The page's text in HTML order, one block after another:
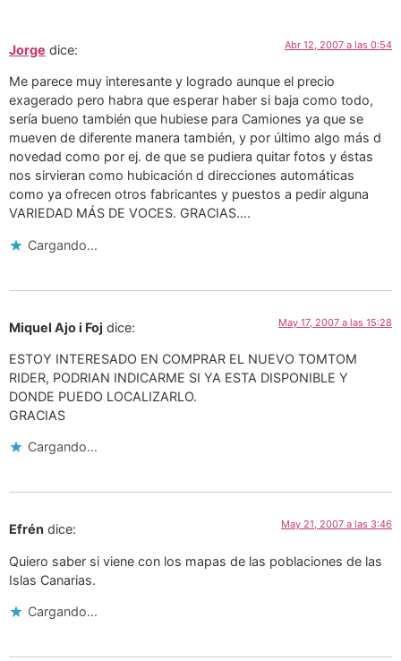
Jorge dice: Abr 12, 2007 a las 0:54
Me parece muy interesante y logrado aunque el precio
exagerado pero habra que esperar haber si baja como todo,
sería bueno también que hubiese para Camiones ya que se
mueven de diferente manera también, y por último algo más d
novedad como por ej. de que se pudiera quitar fotos y éstas
nos sirvieran como hubicación d direcciones automáticas
como ya ofrecen otros fabricantes y puestos a pedir alguna
VARIEDAD MÁS DE VOCES. GRACIAS….
Cargando...
Miquel Ajo i Foj dice: May 17, 2007 a las 15:28
ESTOY INTERESADO EN COMPRAR EL NUEVO TOMTOM
RIDER, PODRIAN INDICARME SI YA ESTA DISPONIBLE Y
DONDE PUEDO LOCALIZARLO.
GRACIAS
Cargando...
Efrén dice: May 21, 2007 a las 3:46
Quiero saber si viene con los mapas de las poblaciones de las
Islas Canarias.
Cargando...